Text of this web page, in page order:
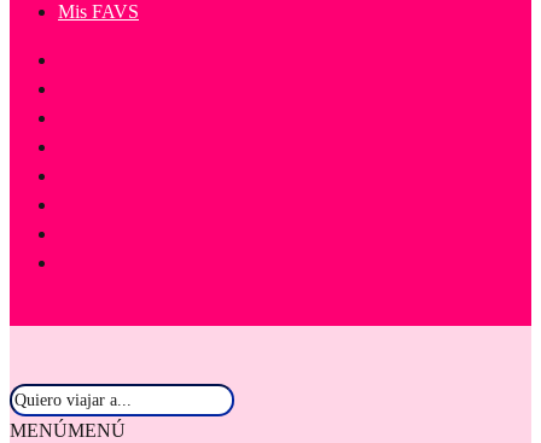
Mis FAVS
MENÚMENÚ